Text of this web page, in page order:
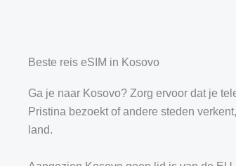
Beste reis eSIM in Kosovo
Ga je naar Kosovo? Zorg ervoor dat je
Pristina bezoekt of andere steden
land.